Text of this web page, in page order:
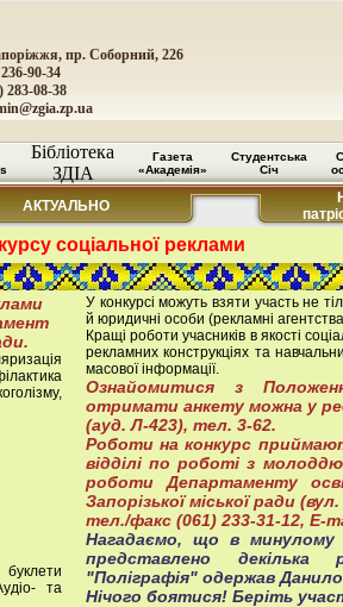
пр. Соборний, 226
90-34
283-08-38
Бібліотека
ЗДІА
Газета
«Академія»
Студентська
Січ
АКТУАЛЬНО
соціальної реклами
та
У конкурсі можуть взяти участь не
й юридичні особи (рекламні
Кращі роботи учасників в якості
рекламних конструкціях та
масової інформації.
Ознайомитися з
отримати анкету можна у
(ауд. Л-423), тел. 3-62.
Роботи на конкурс
відділі по роботі з
роботи Департаменту
Запорізької міської ради
тел./факс (061) 233-31-12, E-
Нагадаємо, що в минулому
представлено декілька
"Поліграфія" одержав
Нічого боятися! Беріть